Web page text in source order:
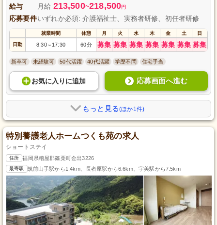
給与 月給 213,500~218,500円
応募要件いずれか必須: 介護福祉士、実務者研修、初任者研修
就業時間 休憩 月 火 水 木 金 土 日
日勤 8:30～ 17:30 60分 募集 募集 募集 募集 募集 募集 募集
新卒可 未経験可 50代活躍 40代活躍 学歴不問 住宅手当
お気に入り に追加 応募画面へ進む
もっと見る(ほか1件)
特別養護老人ホームつくも苑の求人
ショートステイ
住所 福岡県糟屋郡篠栗町金出3226
最寄駅 筑前山手駅から1.4km、長者原駅から6.6km、宇美駅から7.5km